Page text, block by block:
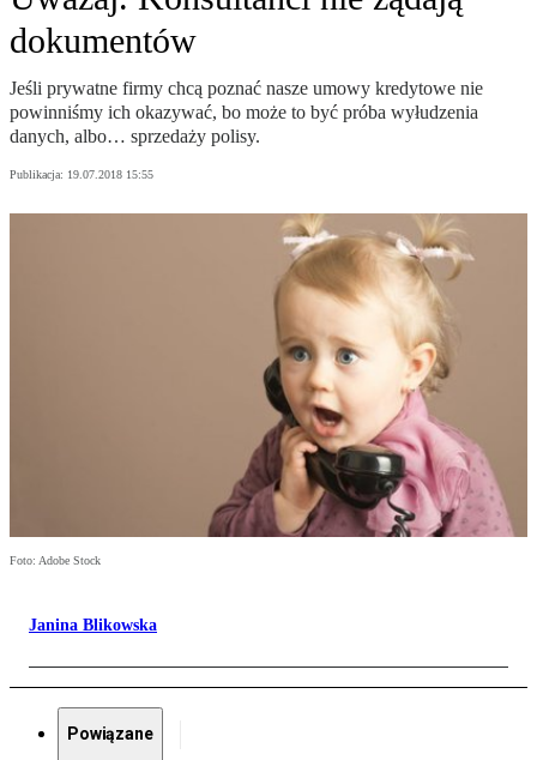
dokumentów
Jeśli prywatne firmy chcą poznać nasze umowy kredytowe nie
powinniśmy ich okazywać, bo może to być próba wyłudzenia
danych, albo… sprzedaży polisy.
Publikacja: 19.07.2018 15:55
Foto: Adobe Stock
Janina Blikowska
Powiązane